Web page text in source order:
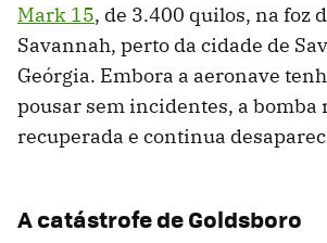
Mark 15, de 3.400 quilos, na foz
Savannah, perto da cidade de
Geórgia. Embora a aeronave
pousar sem incidentes, a bomba
recuperada e continua
A catástrofe de Goldsboro